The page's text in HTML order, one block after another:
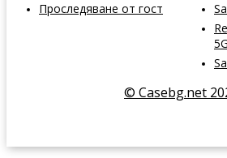
Проследяване от гост
5G
© Casebg.net